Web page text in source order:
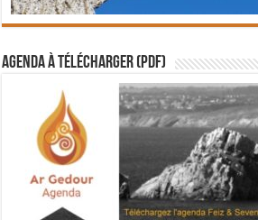
Agenda à télécharger (PDF)